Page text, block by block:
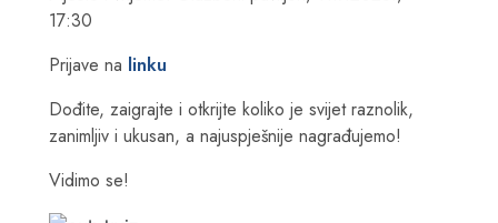
17:30
Prijave na linku
Dođite, zaigrajte i otkrijte koliko je svijet raznolik,
zanimljiv i ukusan, a najuspješnije nagrađujemo!
Vidimo se!